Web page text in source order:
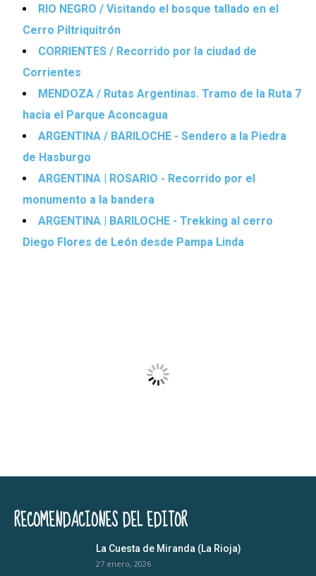
RIO NEGRO / Visitando el bosque tallado en el
Cerro Piltriquitrón
CORRIENTES / Recorrido por la ciudad de
Corrientes
MENDOZA / Rutas Argentinas. Tramo de la Ruta 7
hacia el Parque Aconcagua
ARGENTINA / BARILOCHE - Sendero a la Piedra
de Hasburgo
ARGENTINA | ROSARIO - Recorrido por el
monumento a la bandera
ARGENTINA | BARILOCHE - Trekking al cerro
Diego Flores de León desde Pampa Linda
RECOMENDACIONES DEL EDITOR
La Cuesta de Miranda (La Rioja)
27 enero, 2026